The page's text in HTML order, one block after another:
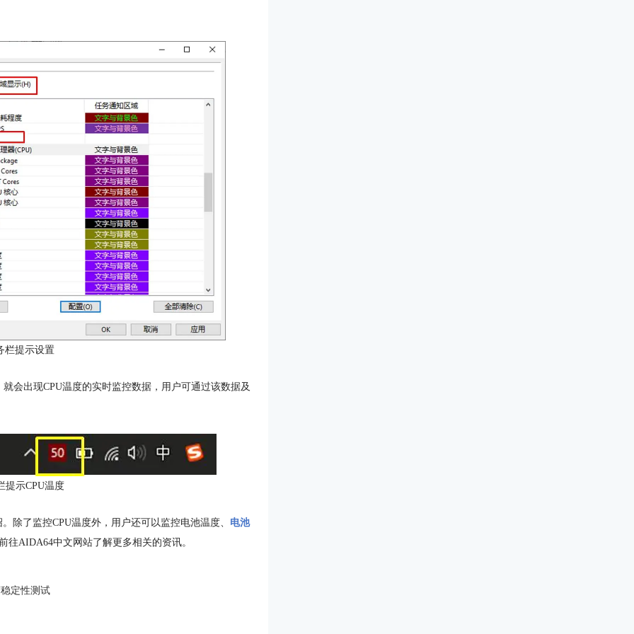
栏提示设置
会出现CPU温度的实时监控数据，用户可通过该数据及
提示CPU温度
除了监控CPU温度外，用户还可以监控电池温度、 电池
往AIDA64中文网站了解更多相关的资讯。
稳定性测试